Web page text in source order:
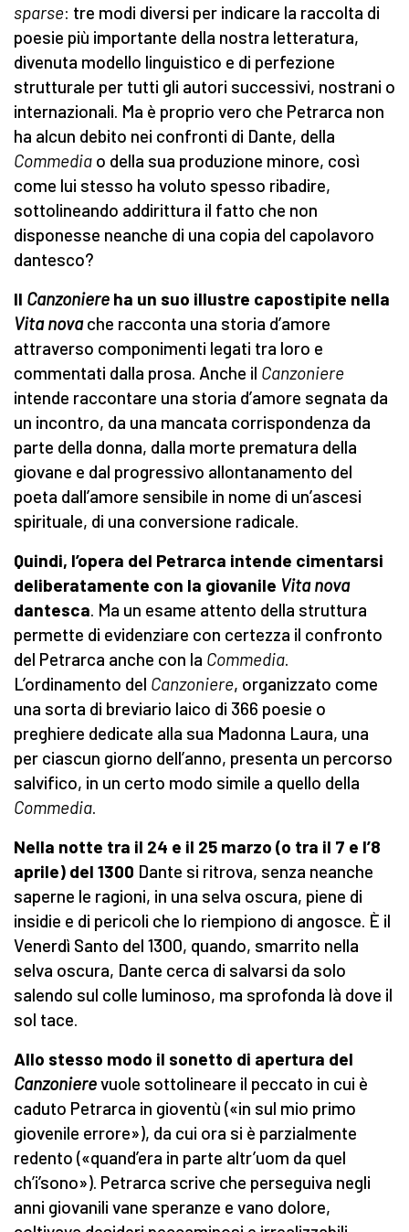
sparse: tre modi diversi per indicare la raccolta di
poesie più importante della nostra letteratura,
divenuta modello linguistico e di perfezione
strutturale per tutti gli autori successivi, nostrani o
internazionali. Ma è proprio vero che Petrarca non
ha alcun debito nei confronti di Dante, della
Commedia o della sua produzione minore, così
come lui stesso ha voluto spesso ribadire,
sottolineando addirittura il fatto che non
disponesse neanche di una copia del capolavoro
dantesco?
Il Canzoniere ha un suo illustre capostipite nella
Vita nova che racconta una storia d’amore
attraverso componimenti legati tra loro e
commentati dalla prosa. Anche il Canzoniere
intende raccontare una storia d’amore segnata da
un incontro, da una mancata corrispondenza da
parte della donna, dalla morte prematura della
giovane e dal progressivo allontanamento del
poeta dall’amore sensibile in nome di un’ascesi
spirituale, di una conversione radicale.
Quindi, l’opera del Petrarca intende cimentarsi
deliberatamente con la giovanile Vita nova
dantesca. Ma un esame attento della struttura
permette di evidenziare con certezza il confronto
del Petrarca anche con la Commedia.
L’ordinamento del Canzoniere, organizzato come
una sorta di breviario laico di 366 poesie o
preghiere dedicate alla sua Madonna Laura, una
per ciascun giorno dell’anno, presenta un percorso
salvifico, in un certo modo simile a quello della
Commedia.
Nella notte tra il 24 e il 25 marzo (o tra il 7 e l’8
aprile) del 1300 Dante si ritrova, senza neanche
saperne le ragioni, in una selva oscura, piene di
insidie e di pericoli che lo riempiono di angosce. È il
Venerdì Santo del 1300, quando, smarrito nella
selva oscura, Dante cerca di salvarsi da solo
salendo sul colle luminoso, ma sprofonda là dove il
sol tace.
Allo stesso modo il sonetto di apertura del
Canzonierevuole sottolineare il peccato in cui è
caduto Petrarca in gioventù («in sul mio primo
giovenile errore»), da cui ora si è parzialmente
redento («quand’era in parte altr’uom da quel
ch’i’sono»). Petrarca scrive che perseguiva negli
anni giovanili vane speranze e vano dolore,